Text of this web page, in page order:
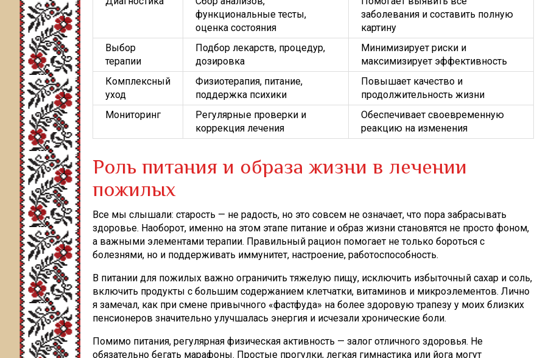
функциональные тесты,
оценка состояния
заболевания и составить полную
картину
Выбор
терапии
Подбор лекарств, процедур,
дозировка
Минимизирует риски и
максимизирует эффективность
Комплексный
уход
Физиотерапия, питание,
поддержка психики
Повышает качество и
продолжительность жизни
Мониторинг
Регулярные проверки и
коррекция лечения
Обеспечивает своевременную
реакцию на изменения
Роль питания и образа жизни в лечении
пожилых
Все мы слышали: старость — не радость, но это совсем не означает, что пора забрасывать
здоровье. Наоборот, именно на этом этапе питание и образ жизни становятся не просто фоном,
а важными элементами терапии. Правильный рацион помогает не только бороться с
болезнями, но и поддерживать иммунитет, настроение, работоспособность.
В питании для пожилых важно ограничить тяжелую пищу, исключить избыточный сахар и соль,
включить продукты с большим содержанием клетчатки, витаминов и микроэлементов. Лично
я замечал, как при смене привычного «фастфуда» на более здоровую трапезу у моих близких
пенсионеров значительно улучшалась энергия и исчезали хронические боли.
Помимо питания, регулярная физическая активность — залог отличного здоровья. Не
обязательно бегать марафоны. Простые прогулки, легкая гимнастика или йога могут